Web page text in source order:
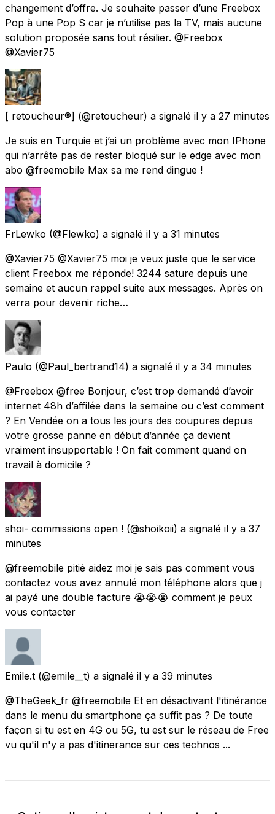
changement d’offre. Je souhaite passer d’une Freebox
Pop à une Pop S car je n’utilise pas la TV, mais aucune
solution proposée sans tout résilier. @Freebox
@Xavier75
[ retoucheur®️] (@retoucheur) a signalé il y a 27 minutes
Je suis en Turquie et j’ai un problème avec mon IPhone
qui n’arrête pas de rester bloqué sur le edge avec mon
abo @freemobile Max sa me rend dingue !
FrLewko (@Flewko) a signalé il y a 31 minutes
@Xavier75 @Xavier75 moi je veux juste que le service
client Freebox me réponde! 3244 sature depuis une
semaine et aucun rappel suite aux messages. Après on
verra pour devenir riche…
Paulo (@Paul_bertrand14) a signalé il y a 34 minutes
@Freebox @free Bonjour, c’est trop demandé d’avoir
internet 48h d’affilée dans la semaine ou c’est comment
? En Vendée on a tous les jours des coupures depuis
votre grosse panne en début d’année ça devient
vraiment insupportable ! On fait comment quand on
travail à domicile ?
shoi- commissions open ! (@shoikoii) a signalé il y a 37
minutes
@freemobile pitié aidez moi je sais pas comment vous
contactez vous avez annulé mon téléphone alors que j
ai payé une double facture 😭😭😭 comment je peux
vous contacter
Emile.t (@emile__t) a signalé il y a 39 minutes
@TheGeek_fr @freemobile Et en désactivant l'itinérance
dans le menu du smartphone ça suffit pas ? De toute
façon si tu est en 4G ou 5G, tu est sur le réseau de Free
vu qu'il n'y a pas d'itinerance sur ces technos ...